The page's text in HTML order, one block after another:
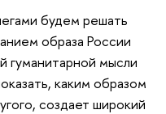
будем решать
образа России
гуманитарной мысли
каким образом
создает широкий